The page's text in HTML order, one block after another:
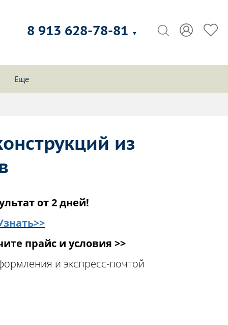
8 913 628-78-81 ▼
Еще
из
от 2 дней!
прайс и условия >>
и экспресс-почтой